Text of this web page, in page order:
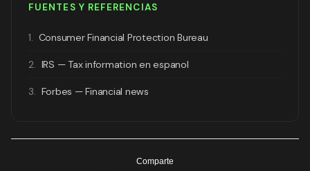
FUENTES Y REFERENCIAS
1. Consumer Financial Protection Bureau
2. IRS — Tax information en espanol
3. Forbes — Financial news
Comparte